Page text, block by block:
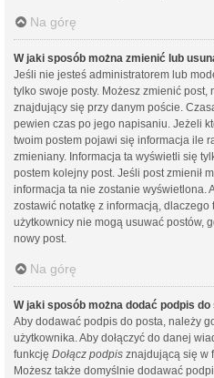
Na górę
W jaki sposób można zmienić lub
Jeśli nie jesteś administratorem lub
tylko swoje posty. Możesz zmienić post,
znajdujący się przy danym poście.
pewien czas po jego napisaniu. Jeżeli
twoim postem pojawi się informacja ile
zmieniany. Informacja ta wyświetli się
postem kolejny post. Jeśli post zmienił
informacja ta nie zostanie wyświetlona.
zostawić notatkę z informacją, dlaczego
użytkownicy nie mogą usuwać postów,
nowy post.
Na górę
W jaki sposób można dodać podpis
Aby dodawać podpis do posta, należy
użytkownika. Aby dołączyć do danej
funkcję Dołącz podpis znajdującą się w
Możesz także domyślnie dodawać